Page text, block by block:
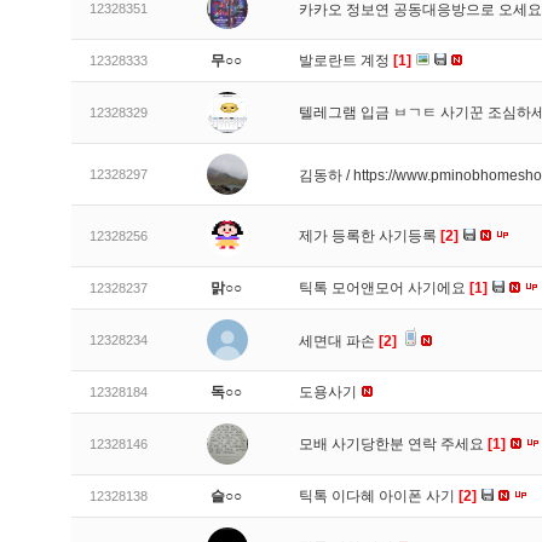
12328351 카카오 정보연 공동대응방으로 오세요
12328333 무○○ 발로란트 계정 [1]
12328329 텔레그램 입금 ㅂㄱㅌ 사기꾼 조심하
12328297 김동하 / https://
12328256 제가 등록한 사기등록 [2]
12328237 맑○○ 틱톡 모어앤모어 사기에요 [1]
12328234 세면대 파손 [2]
12328184 독○○ 도용사기
12328146 모배 사기당한분 연락 주세요 [1]
12328138 슬○○ 틱톡 이다혜 아이폰 사기 [2]